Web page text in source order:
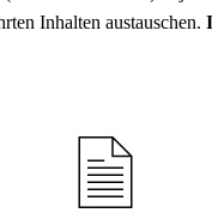
Inhalten austauschen.